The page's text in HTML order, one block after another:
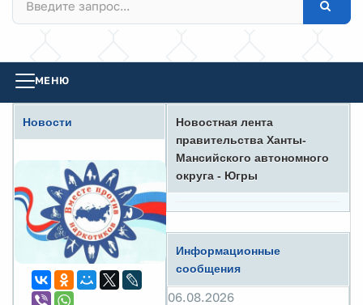
МЕНЮ
Новости
Новостная лента
правительства Ханты-
Мансийского автономного
округа - Югры
Информационные
сообщения
06.08.2026